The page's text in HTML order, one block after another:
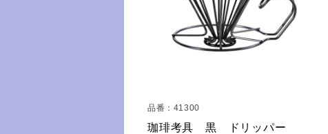
珈琲考具 黒 ドリッパー
品番：41300